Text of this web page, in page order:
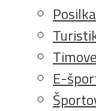
Posilka
E-